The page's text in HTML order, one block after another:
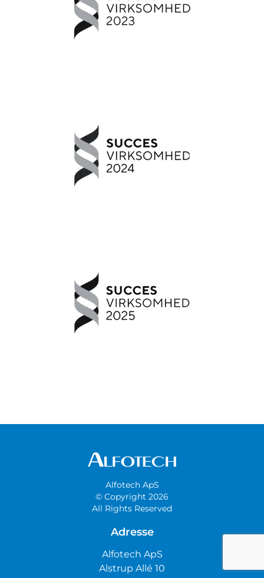
Alfotech ApS
© Copyright 2026
All Rights Reserved
Adresse
Alfotech ApS
Alstrup Allé 10